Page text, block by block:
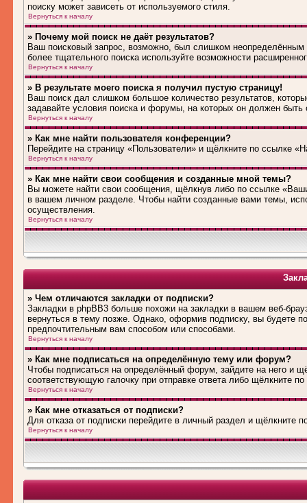
поиску может зависеть от используемого стиля.
Вернуться к началу
» Почему мой поиск не даёт результатов?
Ваш поисковый запрос, возможно, был слишком
более тщательного поиска используйте возможности
Вернуться к началу
» В результате моего поиска я получил пустую страницу!
Ваш поиск дал слишком большое количество результатов,
задавайте условия поиска и форумы, на которых он должен быть
Вернуться к началу
» Как мне найти пользователя конференции?
Перейдите на страницу «Пользователи» и щёлкните по ссылке
Вернуться к началу
» Как мне найти свои сообщения и созданные мной темы?
Вы можете найти свои сообщения, щёлкнув либо по ссылке
в вашем личном разделе. Чтобы найти созданные вами темы,
осуществления.
Вернуться к началу
» Чем отличаются закладки от подписки?
Закладки в phpBB3 больше похожи на закладки в вашем веб-
вернуться в тему позже. Однако, оформив подписку, вы будете
предпочтительным вам способом или способами.
Вернуться к началу
» Как мне подписаться на определённую тему или форум?
Чтобы подписаться на определённый форум, зайдите на него и
соответствующую галочку при отправке ответа либо щёлкните
Вернуться к началу
» Как мне отказаться от подписки?
Для отказа от подписки перейдите в личный раздел и щёлкните
Вернуться к началу